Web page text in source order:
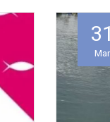
31
Mar